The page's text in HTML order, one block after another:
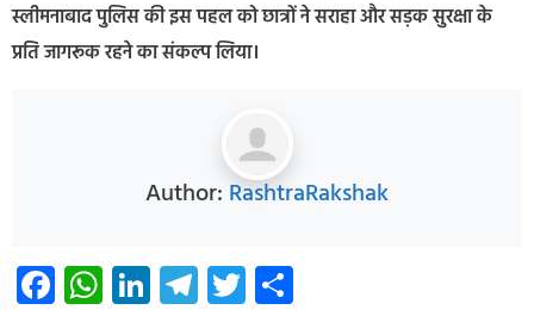
स्लीमनाबाद पुलिस की इस पहल को छात्रों ने सराहा और सड़क सुरक्षा के
प्रति जागरूक रहने का संकल्प लिया।
Author: RashtraRakshak
Facebook
WhatsApp
LinkedIn
Telegram
Twitter